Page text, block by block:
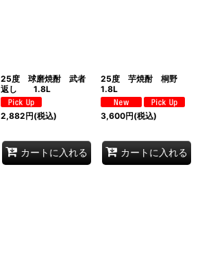
25度 球磨焼酎 武者
返し 1.8L
2,882円(税込)
カートに入れる
25度 芋焼酎 桐野
1.8L
3,600円(税込)
カートに入れる